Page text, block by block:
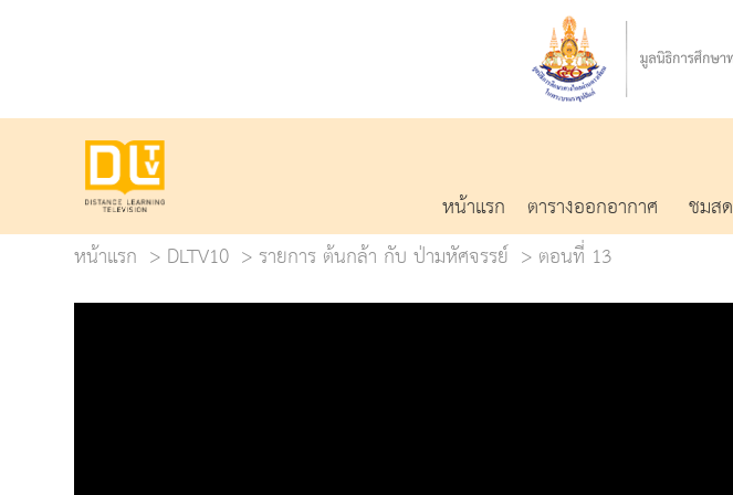
หน้าแรก ตารางออกอากาศ ชมสด
หน้าแรก
DLTV10 รายการ ต้นกล้า กับ ป่ามหัศจรรย์ ตอนที่ 13